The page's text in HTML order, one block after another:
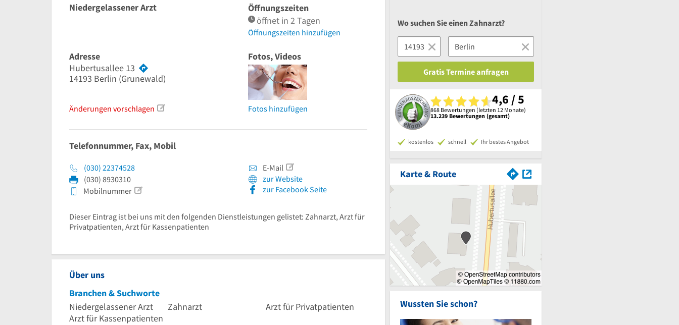
Niedergelassener Arzt
Öffnungszeiten
öffnet in 2 Tagen
Öffnungszeiten hinzufügen
Adresse
Hubertusallee 13
14193 Berlin (Grunewald)
Änderungen vorschlagen
Fotos, Videos
Fotos hinzufügen
Telefonnummer, Fax, Mobil
(030) 22374528
(030) 8930310
Mobilnummer
E-Mail
zur Website
zur Facebook Seite
Dieser Eintrag ist bei uns mit den folgenden Dienstleistungen gelistet: Zahnarzt, Arzt für
Privatpatienten, Arzt für Kassenpatienten
Über uns
Branchen & Suchworte
Niedergelassener Arzt
Zahnarzt
Arzt für Privatpatienten
Arzt für Kassenpatienten
Wo suchen Sie einen Zahnarzt?
Gratis Termine anfragen
4,6 / 5
868 Bewertungen (letzten 12 Monate)
13.239 Bewertungen (gesamt)
kostenlos schnell Ihr bestes Angebot
Karte & Route
Wussten Sie schon?